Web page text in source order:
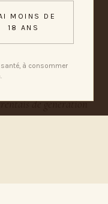
MOINS DE
18 ANS
à consommer
cognac
Pour révéler
de génération